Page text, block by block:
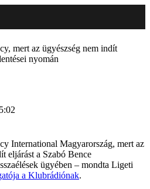
mert az ügyészség nem indít
nyomán
International Magyarország, mert az
eljárást a Szabó Bence
ügyében – mondta Ligeti
a Klubrádiónak.